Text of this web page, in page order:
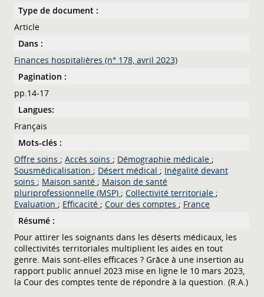
Type de document :
Article
Dans :
Finances hospitalières (n° 178, avril 2023)
Pagination :
pp.14-17
Langues:
Français
Mots-clés :
Offre soins ; Accès soins ; Démographie médicale ;
Sousmédicalisation ; Désert médical ; Inégalité devant
soins ; Maison santé ; Maison de santé
pluriprofessionnelle (MSP) ; Collectivité territoriale ;
Evaluation ; Efficacité ; Cour des comptes ; France
Résumé :
Pour attirer les soignants dans les déserts médicaux, les
collectivités territoriales multiplient les aides en tout
genre. Mais sont-elles efficaces ? Grâce à une insertion au
rapport public annuel 2023 mise en ligne le 10 mars 2023,
la Cour des comptes tente de répondre à la question. (R.A.)